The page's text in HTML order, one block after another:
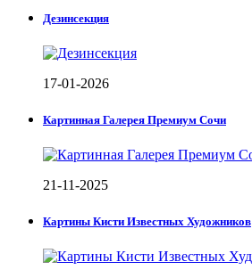
Дезинсекция
17-01-2026
Картинная Галерея Премиум Сочи
21-11-2025
Картины Кисти Известных Художников